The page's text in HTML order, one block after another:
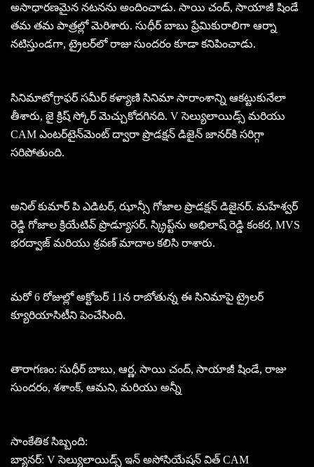
అసాధారణమైన నటనను అందించాడు. సాయి చంద్, సాయాజీ షిండే
తమ తమ పాత్రల్లో మెరిశారు. సుధీర్ బాబు ప్రేమికురాలిగా ఆర్నా
నటిస్తుండగా, ట్రైలర్‌లో రాజు సుందరం కూడా కనిపించాడు.
సినిమాటోగ్రాఫర్ సమీర్ కళ్యాణి సినిమా సారాంశాన్ని ఆకట్టుకునేలా
తీశారు, జై క్రిష్ స్కోర్ మెచ్చుకోదగినది. V సెల్యులాయిడ్స్ మరియు
CAM ఎంటర్‌టైన్‌మెంట్ ద్వారా ప్రొడక్షన్ డిజైన్ జానర్‌కి సరిగ్గా
సరిపోతుంది.
అనిల్ కుమార్ పి ఎడిటర్, ఝాన్సీ గోజాల ప్రొడక్షన్ డిజైనర్. మహేశ్వర్
రెడ్డి గోజాల క్రియేటివ్ ప్రొడ్యూసర్. స్క్రిప్ట్‌ను అభిలాష్ రెడ్డి కంకర, MVS
భరద్వాజ్ మరియు శ్రవణ్ మాదాల కలిసి రాశారు.
మరో 6 రోజుల్లో అక్టోబర్ 11న రాబోతున్న ఈ సినిమాపై ట్రైలర్
క్యూరియాసిటీని పెంచేసింది.
తారాగణం: సుధీర్ బాబు, ఆర్ణ, సాయి చంద్, సాయాజీ షిండే, రాజు
సుందరం, శశాంక్, ఆమని, మరియు అన్నీ
సాంకేతిక సిబ్బంది:
బ్యానర్: V సెల్యులాయిడ్స్ ఇన్ అసోసియేషన్ విత్ CAM